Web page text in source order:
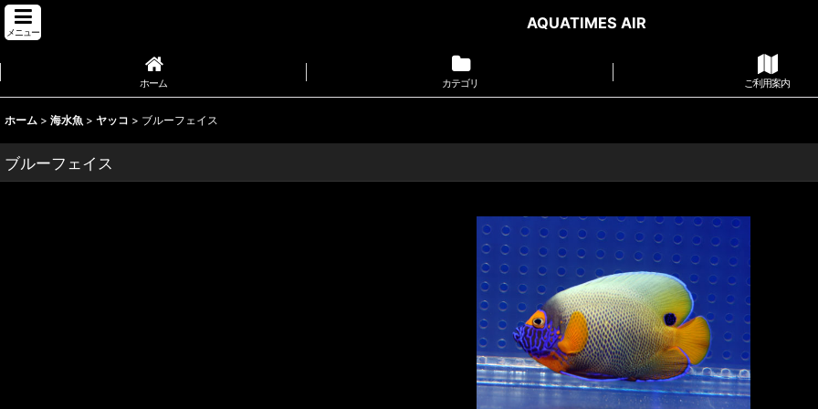
メニュー
AQUATIMES AIR
ホーム カテゴリ ご利用案内
ホーム > 海水魚 > ヤッコ > ブルーフェイス
ブルーフェイス